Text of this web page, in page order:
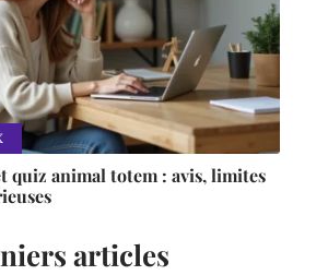
quiz animal totem : avis, limites
articles